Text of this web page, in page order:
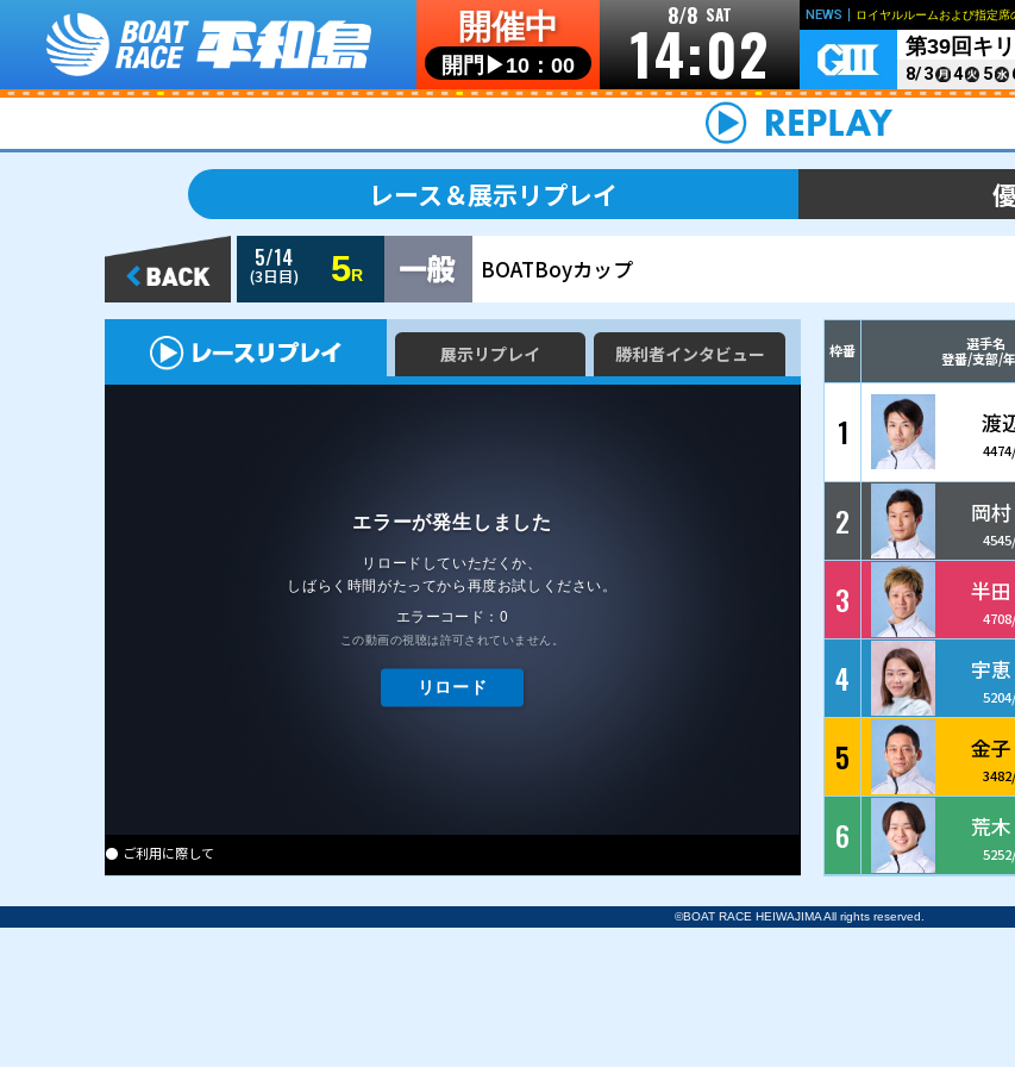
開催中
開門▶10：00
8/8
リンク 個人情報の取り扱いについて お問い合
レース＆展示リプレイ
5/14
(3日目) 5R BOATBoyカップ